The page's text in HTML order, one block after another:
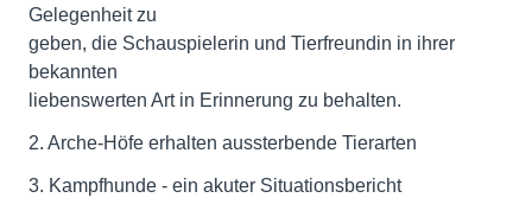
Gelegenheit zu
geben, die Schauspielerin und Tierfreundin in ihrer
bekannten
liebenswerten Art in Erinnerung zu behalten.
2. Arche-Höfe erhalten aussterbende Tierarten
3. Kampfhunde - ein akuter Situationsbericht